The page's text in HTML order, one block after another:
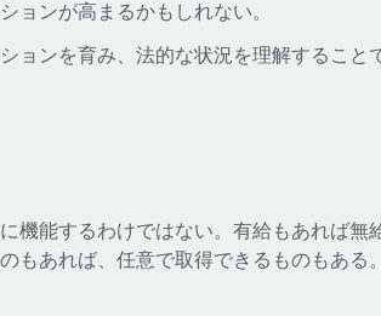
ョンが高まるかもしれない。
ョンを育み、法的な状況を理解すること
機能するわけではない。有給もあれば無
もあれば、任意で取得できるものもあ